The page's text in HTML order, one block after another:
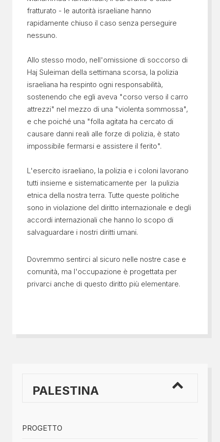
fratturato - le autorità israeliane hanno
rapidamente chiuso il caso senza perseguire
nessuno.
Allo stesso modo, nell'omissione di soccorso di
Haj Suleiman della settimana scorsa, la polizia
israeliana ha respinto ogni responsabilità,
sostenendo che egli aveva "corso verso il carro
attrezzi" nel mezzo di una "violenta sommossa",
e che poiché una "folla agitata ha cercato di
causare danni reali alle forze di polizia, è stato
impossibile fermarsi e assistere il ferito".
L'esercito israeliano, la polizia e i coloni lavorano
tutti insieme e sistematicamente per la pulizia
etnica della nostra terra. Tutte queste politiche
sono in violazione del diritto internazionale e degli
accordi internazionali che hanno lo scopo di
salvaguardare i nostri diritti umani.
Dovremmo sentirci al sicuro nelle nostre case e
comunità, ma l'occupazione è progettata per
privarci anche di questo diritto più elementare.
PALESTINA
PROGETTO